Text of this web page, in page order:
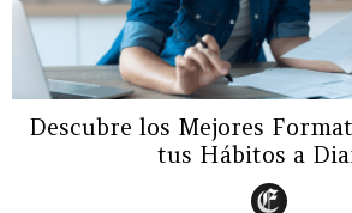
Descubre los Mejores
tus Hábitos a